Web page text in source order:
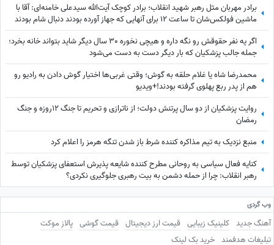
برادر مهربان مثل رهبر شهید انقلاب؛ برادر کوچک آیت‌الله سیدعلی خامنه‌ای: آقا با
ماشین فولکس‌شان تا ساعت 12 برای آنهایی که جهاز آورده بودند دنبال شام بودند
اگر یه نفر حقوقش رو نگه داره و هیچی نخوره 30 سال دیگر شاید بتواند خانه بخرد؛
جمله جالب پزشکیان که بار دیگر دست به دست می‌شود
محمدرضا شاه یا غلام حلقه به گوش؛ وقتی غربی‌ها اختیار گوش دادن به رادیو رو
هم از پدر ربع پهلوی گرفته بودند!+ویدیو
روایت پزشکیان از دو سال پرتنش دولت؛ از ناترازی و تحریم تا جنگ 12روزه و جنگ
رمضان
منبع نزدیک به تیم مذاکره کننده شرط باز شدن تنگه هرمز را اعلام کرد
کنایه فعال سیاسی به روحانی مطرح کننده شایعه پذیرش استعفای پزشکیان توسط
رهبر انقلاب: چرا از حمله دشمن به بیت رهبری جلوگیری نکردی؟
وب گردی
آهنگ جدید کلینیک زیبایی قیمت ارز دیجیتال قیمت گوشی پالاز موکت
تبلیغات هدفمند خرید بک لینک